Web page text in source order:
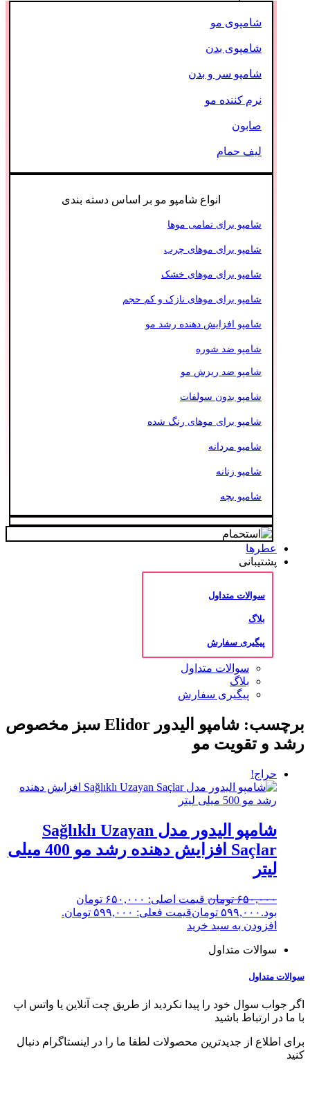
شامپوی مو
شامپوی بدن
شامپو سر و بدن
نرم کننده مو
صابون
لیف حمام
انواع شامپو مو بر اساس دسته بندی
شامپو برای تمامی موها
شامپو برای موهای چرب
شامپو برای موهای خشک
شامپو برای موهای نازک و کم حجم
شامپو افزایش دهنده رشد مو
شامپو ضد شوره
شامپو ضد ریزش مو
شامپو بدون سولفات
شامپو برای موهای رنگ شده
شامپو مردانه
شامپو زنانه
شامپو بچه
عطرها
پشتیبانی
سوالات متداول
بلاگ
پیگیری سفارش
سوالات متداول
بلاگ
پیگیری سفارش
برچسب: شامپو الیدور Elidor سبز مخصوص
رشد و تقویت مو
حراج!
شامپو الیدور مدل Sağlıklı Uzayan
Saçlar افزایش دهنده رشد مو 400 میلی
لیتر
۶۵۰,۰۰۰ تومان
قیمت اصلی: ۶۵۰,۰۰۰ تومان
بود. ۵۹۹,۰۰۰ تومانقیمت فعلی: ۵۹۹,۰۰۰ تومان.
افزودن به سبد خرید
سوالات متداول
سوالات متداول
اگر جواب سوال خود را پیدا نکردید از طریق چت آنلاین یا واتس اپ
با ما در ارتباط باشید
برای اطلاع از جدیدترین محصولات لطفا ما را در اینستاگرام دنبال
کنید